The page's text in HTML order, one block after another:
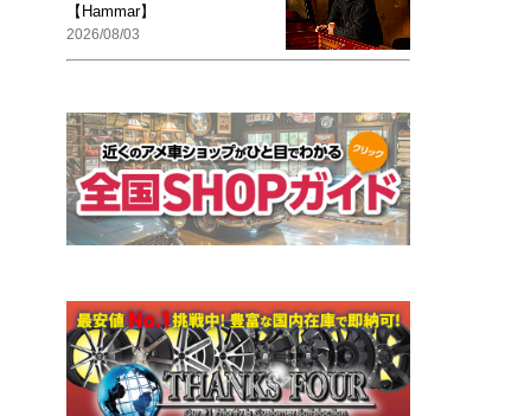
【Hammar】
2026/08/03